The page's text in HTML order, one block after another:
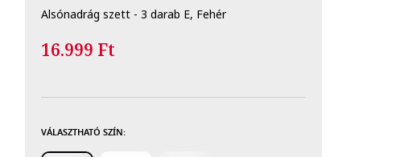
Alsónadrág szett - 3 darab E, Fehér
16.999 Ft
VÁLASZTHATÓ SZÍN: